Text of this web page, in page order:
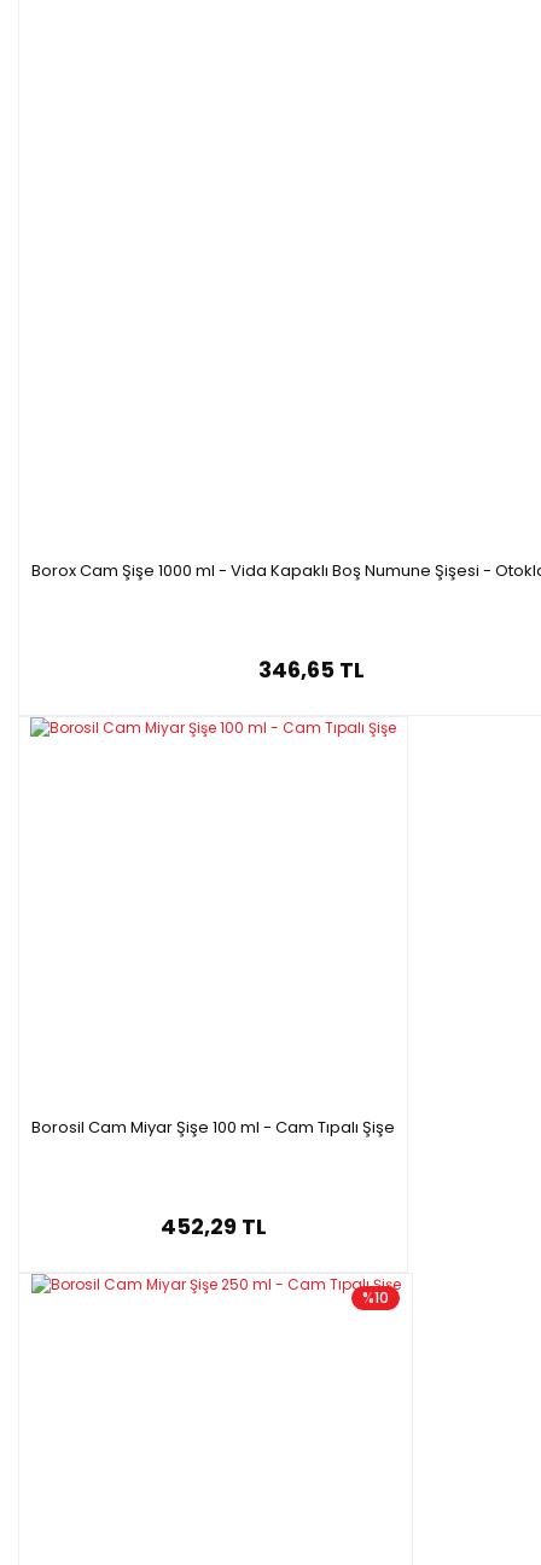
Borox Cam Şişe 1000 ml - Vida Kapaklı Boş Numune Şişesi -
346,65 TL
Borosil Cam Miyar Şişe 100 ml - Cam Tıpalı Şişe
452,29 TL
%10